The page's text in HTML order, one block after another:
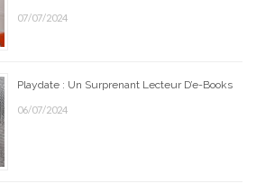
07/07/2024
Playdate : Un Surprenant Lecteur D’e-Books
06/07/2024